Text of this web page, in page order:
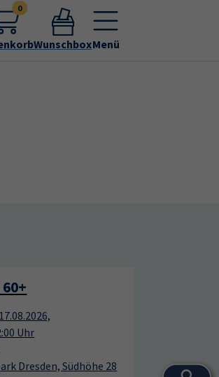
0
WunschboxMenü
Uhr
Dresden, Südhöhe 28